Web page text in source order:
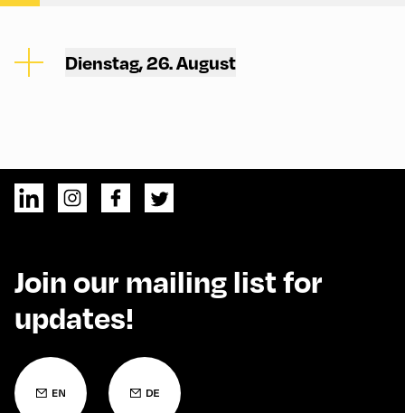
Dienstag, 26. August
Join our mailing list for
updates!